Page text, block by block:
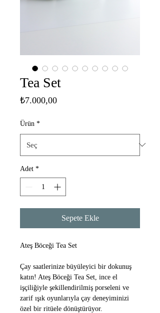
Tea Set
₺7.000,00Fiyat
Ürün *
Adet *
Sepete Ekle
Ateş Böceği Tea Set
Çay saatlerinize büyüleyici bir dokunuş
katın! Ateş Böceği Tea Set, ince el
işçiliğiyle şekillendirilmiş porseleni ve
zarif ışık oyunlarıyla çay deneyiminizi
özel bir ritüele dönüştürüyor.